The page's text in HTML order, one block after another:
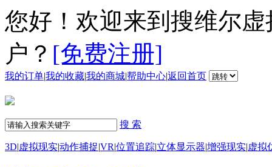
您好！欢迎来到搜维尔
户？ [免费注册]
我的订单|我的收藏|我的商城|帮助中心|返回首页
搜 索
3D|虚拟现实|动作捕捉|VR|位置追踪|立体显示器|增强现实|虚拟